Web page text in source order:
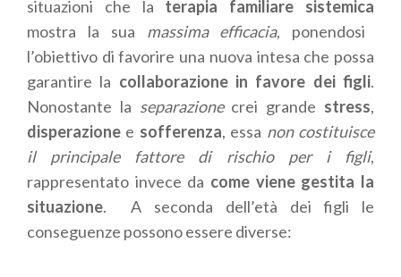
situazioni che la terapia familiare sistemica
mostra la sua massima efficacia, ponendosi
l’obiettivo di favorire una nuova intesa che possa
garantire la collaborazione in favore dei figli.
Nonostante la separazione crei grande stress,
disperazione e sofferenza, essa non costituisce
il principale fattore di rischio per i figli,
rappresentato invece da come viene gestita la
situazione. A seconda dell’età dei figli le
conseguenze possono essere diverse: